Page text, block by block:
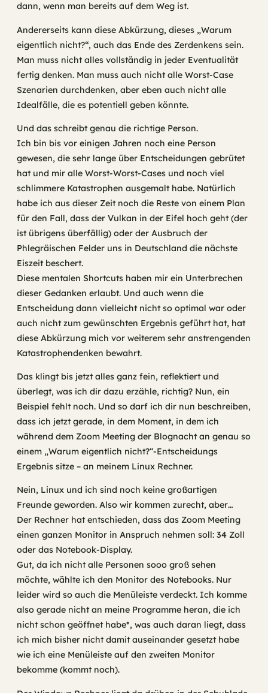
dann, wenn man bereits auf dem Weg ist.
Andererseits kann diese Abkürzung, dieses „Warum
eigentlich nicht?“, auch das Ende des Zerdenkens sein.
Man muss nicht alles vollständig in jeder Eventualität
fertig denken. Man muss auch nicht alle Worst-Case
Szenarien durchdenken, aber eben auch nicht alle
Idealfälle, die es potentiell geben könnte.
Und das schreibt genau die richtige Person.
Ich bin bis vor einigen Jahren noch eine Person
gewesen, die sehr lange über Entscheidungen gebrütet
hat und mir alle Worst-Worst-Cases und noch viel
schlimmere Katastrophen ausgemalt habe. Natürlich
habe ich aus dieser Zeit noch die Reste von einem Plan
für den Fall, dass der Vulkan in der Eifel hoch geht (der
ist übrigens überfällig) oder der Ausbruch der
Phlegräischen Felder uns in Deutschland die nächste
Eiszeit beschert.
Diese mentalen Shortcuts haben mir ein Unterbrechen
dieser Gedanken erlaubt. Und auch wenn die
Entscheidung dann vielleicht nicht so optimal war oder
auch nicht zum gewünschten Ergebnis geführt hat, hat
diese Abkürzung mich vor weiterem sehr anstrengenden
Katastrophendenken bewahrt.
Das klingt bis jetzt alles ganz fein, reflektiert und
überlegt, was ich dir dazu erzähle, richtig? Nun, ein
Beispiel fehlt noch. Und so darf ich dir nun beschreiben,
dass ich jetzt gerade, in dem Moment, in dem ich
während dem Zoom Meeting der Blognacht an genau so
einem „Warum eigentlich nicht?“-Entscheidungs
Ergebnis sitze – an meinem Linux Rechner.
Nein, Linux und ich sind noch keine großartigen
Freunde geworden. Also wir kommen zurecht, aber…
Der Rechner hat entschieden, dass das Zoom Meeting
einen ganzen Monitor in Anspruch nehmen soll: 34 Zoll
oder das Notebook-Display.
Gut, da ich nicht alle Personen sooo groß sehen
möchte, wählte ich den Monitor des Notebooks. Nur
leider wird so auch die Menüleiste verdeckt. Ich komme
also gerade nicht an meine Programme heran, die ich
nicht schon geöffnet habe*, was auch daran liegt, dass
ich mich bisher nicht damit auseinander gesetzt habe
wie ich eine Menüleiste auf den zweiten Monitor
bekomme (kommt noch).